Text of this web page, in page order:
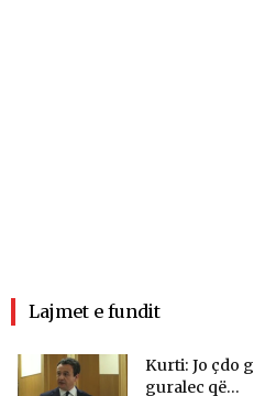
Lajmet e fundit
Kurti: Jo çdo
guralec që...